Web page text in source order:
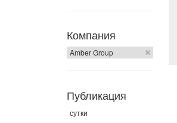
Компания
Amber Group
Публикация
сутки